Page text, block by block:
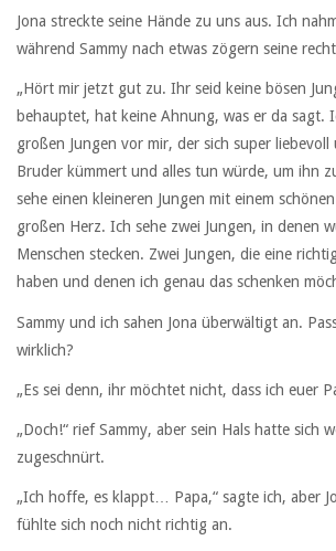
Jona streckte seine Hände zu uns aus. Ich
während Sammy nach etwas zögern seine
„Hört mir jetzt gut zu. Ihr seid keine bösen
behauptet, hat keine Ahnung, was er da sagt.
großen Jungen vor mir, der sich super liebevoll
Bruder kümmert und alles tun würde, um ihn
sehe einen kleineren Jungen mit einem
großen Herz. Ich sehe zwei Jungen, in denen
Menschen stecken. Zwei Jungen, die eine
haben und denen ich genau das schenken
Sammy und ich sahen Jona überwältigt an.
wirklich?
„Es sei denn, ihr möchtet nicht, dass ich euer
„Doch!“ rief Sammy, aber sein Hals hatte sich
zugeschnürt.
„Ich hoffe, es klappt… Papa,“ sagte ich, aber
fühlte sich noch nicht richtig an.